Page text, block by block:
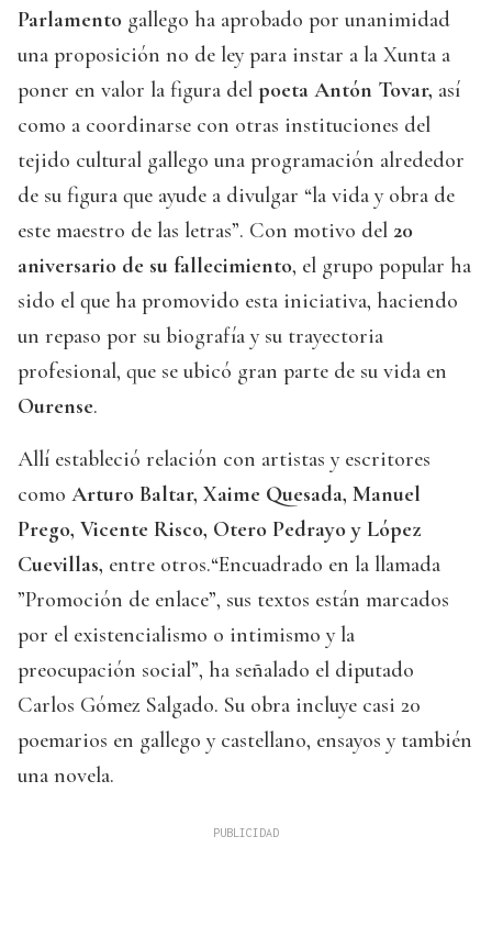
Parlamento gallego ha aprobado por unanimidad
una proposición no de ley para instar a la Xunta a
poner en valor la figura del poeta Antón Tovar, así
como a coordinarse con otras instituciones del
tejido cultural gallego una programación alrededor
de su figura que ayude a divulgar “la vida y obra de
este maestro de las letras”. Con motivo del 20
aniversario de su fallecimiento, el grupo popular ha
sido el que ha promovido esta iniciativa, haciendo
un repaso por su biografía y su trayectoria
profesional, que se ubicó gran parte de su vida en
Ourense.
Allí estableció relación con artistas y escritores
como Arturo Baltar, Xaime Quesada, Manuel
Prego, Vicente Risco, Otero Pedrayo y López
Cuevillas, entre otros.“Encuadrado en la llamada
”Promoción de enlace”, sus textos están marcados
por el existencialismo o intimismo y la
preocupación social”, ha señalado el diputado
Carlos Gómez Salgado. Su obra incluye casi 20
poemarios en gallego y castellano, ensayos y también
una novela.